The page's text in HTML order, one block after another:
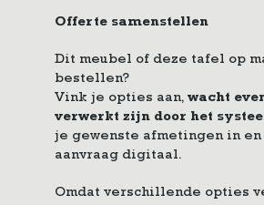
Offerte samenstellen
Dit meubel of deze tafel op
bestellen?
Vink je opties aan, wacht
verwerkt zijn door het
je gewenste afmetingen in
aanvraag digitaal.
Omdat verschillende opties